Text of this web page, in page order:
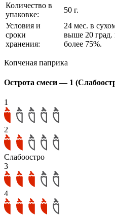
Количество в
упаковке:
50 г.
Условия и
сроки
хранения:
24 мес. в
выше 20 град.
более 75%.
Копченая паприка
Острота смеси — 1
1
2
Слабоостро
3
4